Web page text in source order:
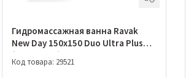
Гидромассажная ванна Ravak
New Day 150x150 Duo Ultra Plus
(GMSR0033)
Код товара: 29521